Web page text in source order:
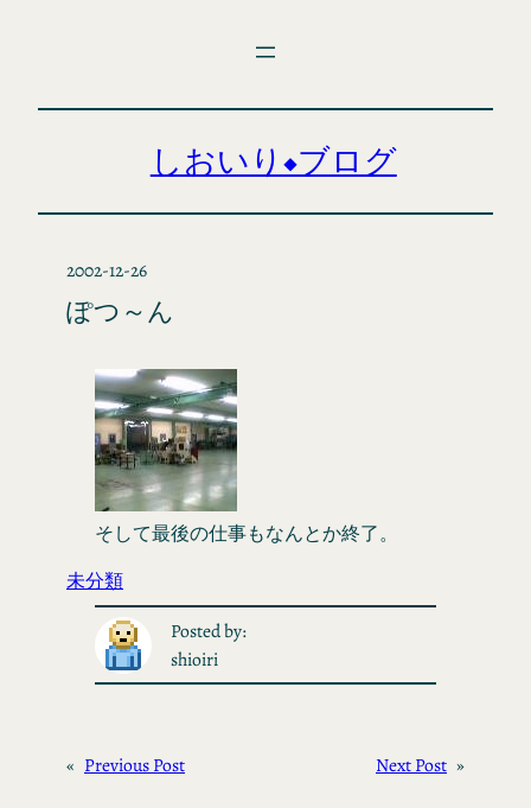
しおいり◆ブログ
2002-12-26
ぽつ～ん
そして最後の仕事もなんとか終了。
未分類
Posted by:
shioiri
« Previous Post Next Post »